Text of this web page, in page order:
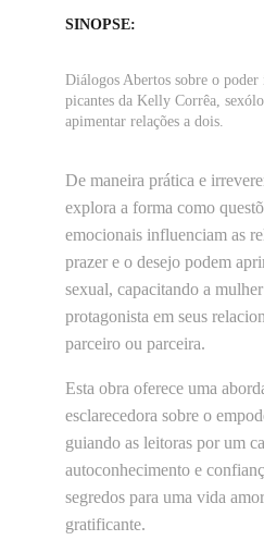
SINOPSE:
Diálogos Abertos sobre o
picantes da Kelly Corrêa,
apimentar relações a dois.
De maneira prática e
explora a forma como
emocionais influenciam as
prazer e o desejo podem
sexual, capacitando a
protagonista em seus
parceiro ou parceira.
Esta obra oferece uma
esclarecedora sobre o
guiando as leitoras por um
autoconhecimento e
segredos para uma vida
gratificante.